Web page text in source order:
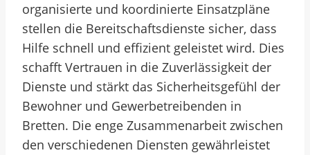
organisierte und koordinierte Einsatzpläne
stellen die Bereitschaftsdienste sicher, dass
Hilfe schnell und effizient geleistet wird. Dies
schafft Vertrauen in die Zuverlässigkeit der
Dienste und stärkt das Sicherheitsgefühl der
Bewohner und Gewerbetreibenden in
Bretten. Die enge Zusammenarbeit zwischen
den verschiedenen Diensten gewährleistet